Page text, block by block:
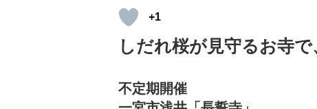
+1
しだれ桜が見守るお寺
不定期開催